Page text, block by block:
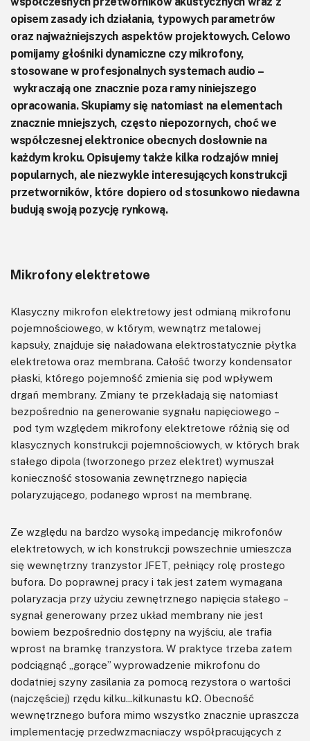
opisem zasady ich działania, typowych parametrów
oraz najważniejszych aspektów projektowych. Celowo
pomijamy głośniki dynamiczne czy mikrofony,
stosowane w profesjonalnych systemach audio –
wykraczają one znacznie poza ramy niniejszego
opracowania. Skupiamy się natomiast na elementach
znacznie mniejszych, często niepozornych, choć we
współczesnej elektronice obecnych dosłownie na
każdym kroku. Opisujemy także kilka rodzajów mniej
popularnych, ale niezwykle interesujących konstrukcji
przetworników, które dopiero od stosunkowo niedawna
budują swoją pozycję rynkową.
Mikrofony elektretowe
Klasyczny mikrofon elektretowy jest odmianą mikrofonu
pojemnościowego, w którym, wewnątrz metalowej
kapsuły, znajduje się naładowana elektrostatycznie płytka
elektretowa oraz membrana. Całość tworzy kondensator
płaski, którego pojemność zmienia się pod wpływem
drgań membrany. Zmiany te przekładają się natomiast
bezpośrednio na generowanie sygnału napięciowego –
pod tym względem mikrofony elektretowe różnią się od
klasycznych konstrukcji pojemnościowych, w których brak
stałego dipola (tworzonego przez elektret) wymuszał
konieczność stosowania zewnętrznego napięcia
polaryzującego, podanego wprost na membranę.
Ze względu na bardzo wysoką impedancję mikrofonów
elektretowych, w ich konstrukcji powszechnie umieszcza
się wewnętrzny tranzystor JFET, pełniący rolę prostego
bufora. Do poprawnej pracy i tak jest zatem wymagana
polaryzacja przy użyciu zewnętrznego napięcia stałego –
sygnał generowany przez układ membrany nie jest
bowiem bezpośrednio dostępny na wyjściu, ale trafia
wprost na bramkę tranzystora. W praktyce trzeba zatem
podciągnąć „gorące” wyprowadzenie mikrofonu do
dodatniej szyny zasilania za pomocą rezystora o wartości
(najczęściej) rzędu kilku...kilkunastu kΩ. Obecność
wewnętrznego bufora mimo wszystko znacznie upraszcza
implementację przedwzmacniaczy współpracujących z